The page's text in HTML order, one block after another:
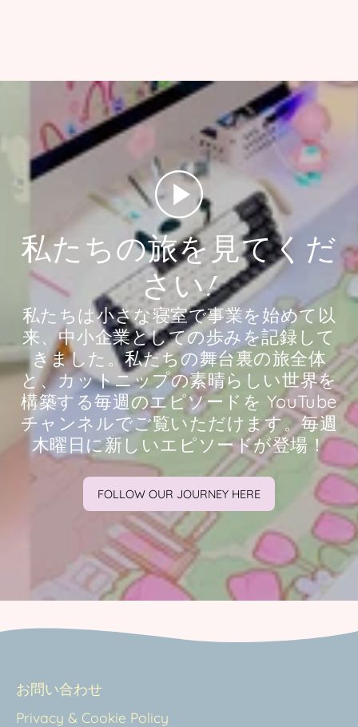
私たちの旅を見てくだ
さい!
私たちは小さな寝室で事業を始めて以
来、中小企業としての歩みを記録して
きました。私たちの舞台裏の旅全体
と、カットニップの素晴らしい世界を
構築する毎週のエピソードを YouTube
チャンネルでご覧いただけます。毎週
木曜日に新しいエピソードが登場！
FOLLOW OUR JOURNEY HERE
お問い合わせ
Privacy & Cookie Policy